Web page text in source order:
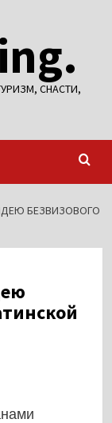
СНАСТИ,
БЕЗВИЗОВОГО